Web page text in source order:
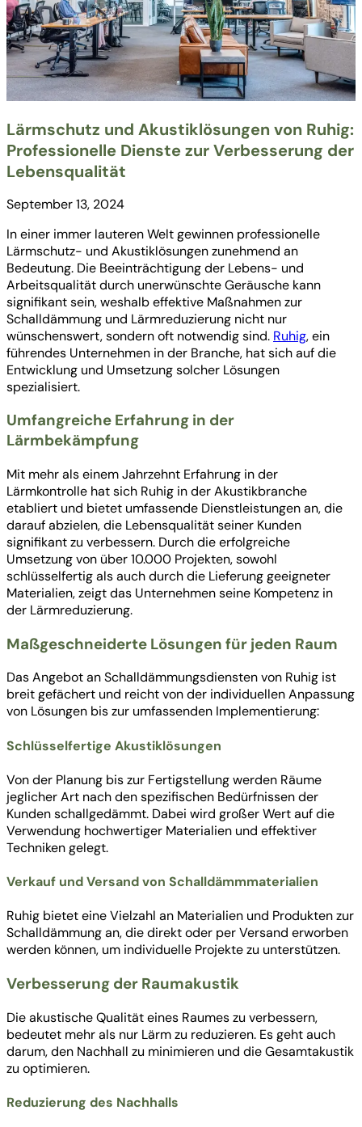
Lärmschutz und Akustiklösungen von Ruhig:
Professionelle Dienste zur Verbesserung der
Lebensqualität
September 13, 2024
In einer immer lauteren Welt gewinnen professionelle
Lärmschutz- und Akustiklösungen zunehmend an
Bedeutung. Die Beeinträchtigung der Lebens- und
Arbeitsqualität durch unerwünschte Geräusche kann
signifikant sein, weshalb effektive Maßnahmen zur
Schalldämmung und Lärmreduzierung nicht nur
wünschenswert, sondern oft notwendig sind. Ruhig, ein
führendes Unternehmen in der Branche, hat sich auf die
Entwicklung und Umsetzung solcher Lösungen
spezialisiert.
Umfangreiche Erfahrung in der
Lärmbekämpfung
Mit mehr als einem Jahrzehnt Erfahrung in der
Lärmkontrolle hat sich Ruhig in der Akustikbranche
etabliert und bietet umfassende Dienstleistungen an, die
darauf abzielen, die Lebensqualität seiner Kunden
signifikant zu verbessern. Durch die erfolgreiche
Umsetzung von über 10.000 Projekten, sowohl
schlüsselfertig als auch durch die Lieferung geeigneter
Materialien, zeigt das Unternehmen seine Kompetenz in
der Lärmreduzierung.
Maßgeschneiderte Lösungen für jeden Raum
Das Angebot an Schalldämmungsdiensten von Ruhig ist
breit gefächert und reicht von der individuellen Anpassung
von Lösungen bis zur umfassenden Implementierung:
Schlüsselfertige Akustiklösungen
Von der Planung bis zur Fertigstellung werden Räume
jeglicher Art nach den spezifischen Bedürfnissen der
Kunden schallgedämmt. Dabei wird großer Wert auf die
Verwendung hochwertiger Materialien und effektiver
Techniken gelegt.
Verkauf und Versand von Schalldämmmaterialien
Ruhig bietet eine Vielzahl an Materialien und Produkten zur
Schalldämmung an, die direkt oder per Versand erworben
werden können, um individuelle Projekte zu unterstützen.
Verbesserung der Raumakustik
Die akustische Qualität eines Raumes zu verbessern,
bedeutet mehr als nur Lärm zu reduzieren. Es geht auch
darum, den Nachhall zu minimieren und die Gesamtakustik
zu optimieren.
Reduzierung des Nachhalls